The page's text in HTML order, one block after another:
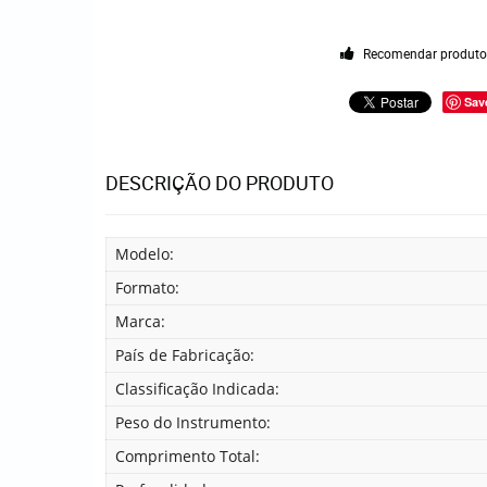
Recomendar produto
DESCRIÇÃO DO PRODUTO
Modelo:
Formato:
Marca:
País de Fabricação:
Classificação Indicada:
Peso do Instrumento:
Comprimento Total: